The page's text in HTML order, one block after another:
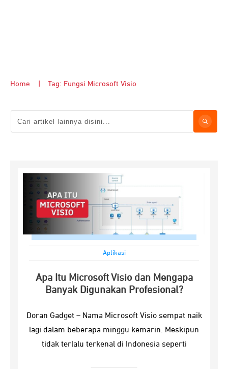
Home Tag: Fungsi Microsoft Visio
Aplikasi
Apa Itu Microsoft Visio dan Mengapa
Banyak Digunakan Profesional?
Doran Gadget – Nama Microsoft Visio sempat naik
lagi dalam beberapa minggu kemarin. Meskipun
tidak terlalu terkenal di Indonesia seperti